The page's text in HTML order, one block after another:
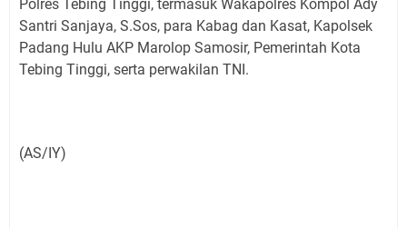
Polres Tebing Tinggi, termasuk Wakapolres Kompol Ady
Santri Sanjaya, S.Sos, para Kabag dan Kasat, Kapolsek
Padang Hulu AKP Marolop Samosir, Pemerintah Kota
Tebing Tinggi, serta perwakilan TNI.
(AS/IY)